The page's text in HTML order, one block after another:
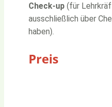
Check-up (für
ausschließlich über
haben).
Preis